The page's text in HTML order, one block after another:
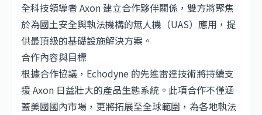
全科技領導者 Axon 建立合作夥伴關係，雙方將聚焦
於為國土安全與執法機構的無人機（UAS）應用，提
供最頂級的基礎設施解決方案。
合作內容與目標
根據合作協議，Echodyne 的先進雷達技術將持續支
援 Axon 日益壯大的產品生態系統。此項合作不僅涵
蓋美國國內市場，更將拓展至全球範圍，為各地執法